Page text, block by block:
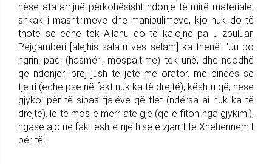
nëse ata arrijnë përkohësisht ndonjë të mirë materiale,
shkak i mashtrimeve dhe manipulimeve, kjo nuk do të
thotë se edhe tek Allahu do të kalojnë pa u zbuluar.
Pejgamberi [alejhis salatu ves selam] ka thënë: "Ju po
ngrini padi (hasmëri, mospajtime) tek unë, dhe ndodhë
që ndonjëri prej jush të jetë më orator, më bindës se
tjetri (edhe pse në fakt nuk ka të drejtë), kështu që, nëse
gjykoj për të sipas fjalëve që flet (ndërsa ai nuk ka të
drejtë), le të mos e merr atë gjë (që e fiton nga gjykimi),
ngase ajo në fakt është një hise e zjarrit të Xhehennemit
për të!"